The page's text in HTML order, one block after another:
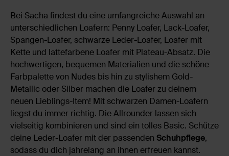
Bei Sacha findest du eine umfangreiche Auswahl an
unterschiedlichen Loafern: Penny Loafer, Lack-Loafer,
Spangen-Loafer, schwarze Leder-Loafer, Loafer mit
Kette und lattefarbene Loafer mit Plateau-Absatz. Die
hochwertigen, bequemen Materialien und die schöne
Farbpalette von Nudes bis hin zu stylishem Gold-
Metallic oder Silber machen die Loafer zu deinem
neuen Lieblings-Item! Mit schwarzen Damen-Loafern
liegst du immer richtig. Die Allrounder lassen sich
vielseitig kombinieren und sind ein tolles Basic. Schütze
deine Leder-Loafer mit der passenden Schuhpflege,
sodass du dich jahrelang an ihnen erfreuen kannst.